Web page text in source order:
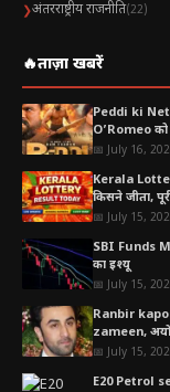
❯अंतरराष्ट्रीय राजनीति(22)
🔥ताज़ा खबरें
Peddi ki
O’Romeo को
📅 July 16,
Kerala
किसने जीता,
📅 July 15,
SBI Funds
का इश्यू
📅 July 15,
Ranbir
zameen,
📅 July 15,
E20 Petrol